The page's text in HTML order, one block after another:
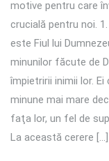
motive pentru care
crucială pentru noi.
este Fiul lui
minunilor făcute de
împietririi inimii lor. Ei
minune mai mare
faţa lor, un fel de
La această cerere […]